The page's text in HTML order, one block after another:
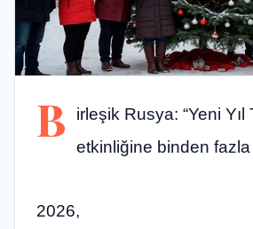
B
irleşik Rusya: “Yeni Yıl
etkinliğine binden fazla
2026,